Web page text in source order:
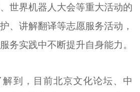
世界机器人大会等重大活动的
、讲解翻译等志愿服务活动，
务实践中不断提升自身能力。
到，目前北京文化论坛、中